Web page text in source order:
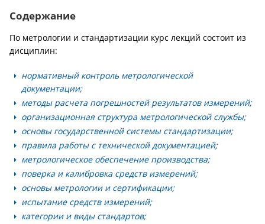
Содержание
По метрологии и стандартизации курс лекций состоит из
дисциплин:
нормативный контроль метрологической
документации;
методы расчета погрешностей результатов измерений;
организационная структура метрологической службы;
основы государственной системы стандартизации;
правила работы с технической документацией;
метрологическое обеспечение производства;
поверка и калибровка средств измерений;
основы метрологии и сертификации;
испытание средств измерений;
категории и виды стандартов;